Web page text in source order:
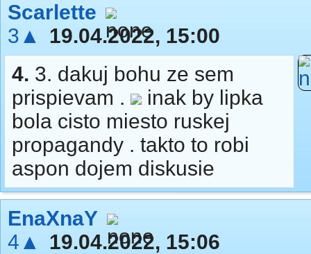
Scarlette
3▲
19.04.2022, 15:00
4. 3. dakuj bohu ze sem
prispievam .
inak by lipka
bola cisto miesto ruskej
propagandy . takto to robi
aspon dojem diskusie
EnaXnaY
4▲
19.04.2022, 15:06